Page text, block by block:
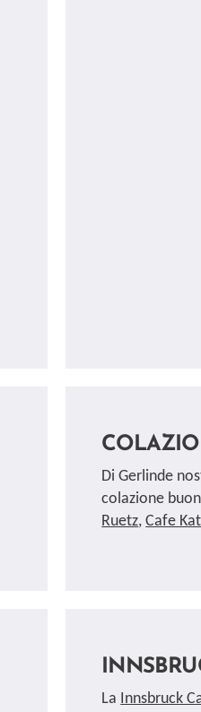
Di Gerlinde
colazione
Ruetz,Cafe
La Innsbruck